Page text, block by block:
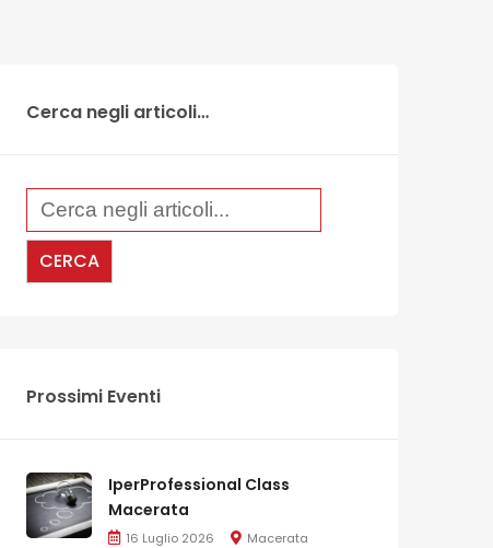
Cerca negli articoli…
Prossimi Eventi
IperProfessional Class
Macerata
16 Luglio 2026 Macerata